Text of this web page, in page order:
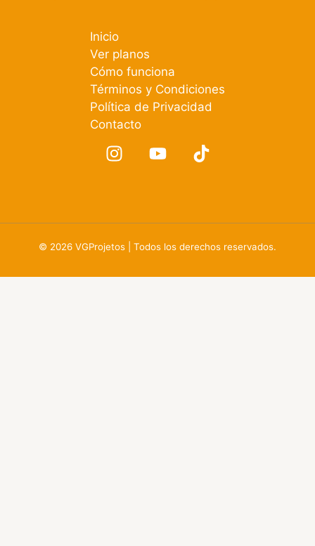
Inicio
Ver planos
Cómo funciona
Términos y Condiciones
Política de Privacidad
Contacto
© 2026 VGProjetos | Todos los derechos reservados.